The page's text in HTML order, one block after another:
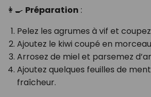
👩‍🍳 Préparation :
Pelez les agrumes à vif et
Ajoutez le kiwi coupé en
Arrosez de miel et parsemez
Ajoutez quelques feuilles de
fraîcheur.